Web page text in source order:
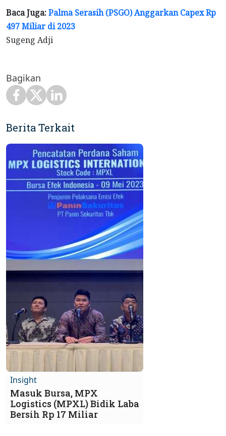
Baca Juga:Palma Serasih (PSGO) Anggarkan Capex Rp
497 Miliar di 2023
Sugeng Adji
Bagikan
Berita Terkait
Insight
Masuk Bursa, MPX
Logistics (MPXL) Bidik Laba
Bersih Rp 17 Miliar